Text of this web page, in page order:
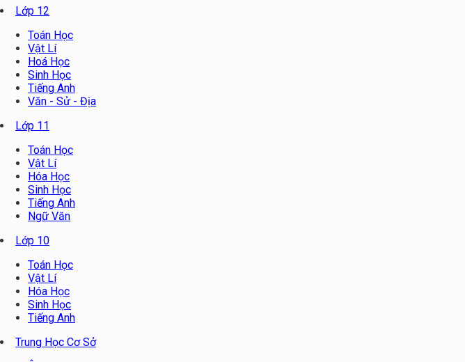
Lớp 12
Toán Học
Vật Lí
Hoá Học
Sinh Học
Tiếng Anh
Văn - Sử - Địa
Lớp 11
Toán Học
Vật Lí
Hóa Học
Sinh Học
Tiếng Anh
Ngữ Văn
Lớp 10
Toán Học
Vật Lí
Hóa Học
Sinh Học
Tiếng Anh
Trung Học Cơ Sở